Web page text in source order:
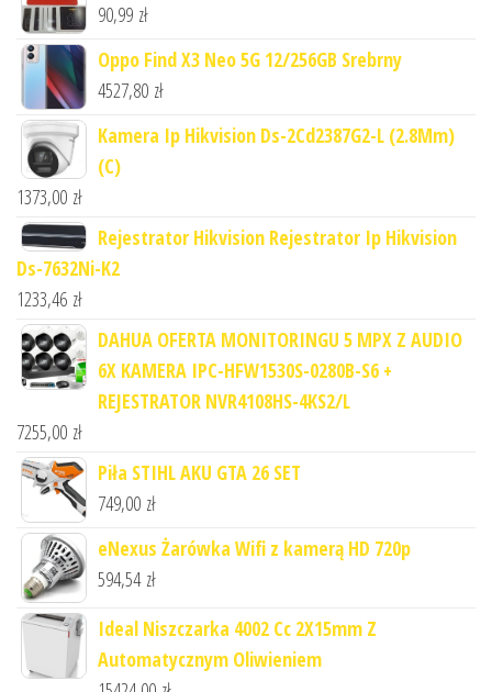
90,99 zł
Oppo Find X3 Neo 5G 12/256GB Srebrny
4527,80 zł
Kamera Ip Hikvision Ds-2Cd2387G2-L (2.8Mm)
(C)
1373,00 zł
Rejestrator Hikvision Rejestrator Ip Hikvision
Ds-7632Ni-K2
1233,46 zł
DAHUA OFERTA MONITORINGU 5 MPX Z AUDIO
6X KAMERA IPC-HFW1530S-0280B-S6 +
REJESTRATOR NVR4108HS-4KS2/L
7255,00 zł
Piła STIHL AKU GTA 26 SET
749,00 zł
eNexus Żarówka Wifi z kamerą HD 720p
594,54 zł
Ideal Niszczarka 4002 Cc 2X15mm Z
Automatycznym Oliwieniem